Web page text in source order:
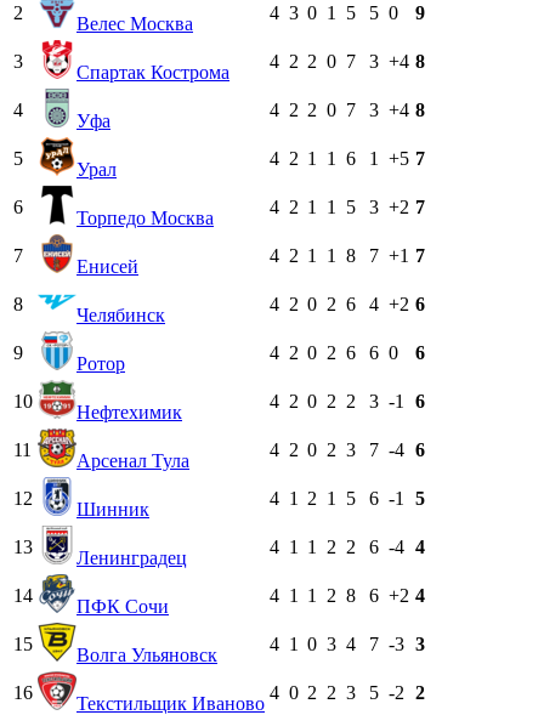
2
Велес Москва
4 3 0 1 5 5 0 9
3
Спартак Кострома
4 2 2 0 7 3 +4 8
4
Уфа
4 2 2 0 7 3 +4 8
5
Урал
4 2 1 1 6 1 +5 7
6
Торпедо Москва
4 2 1 1 5 3 +2 7
7
Енисей
4 2 1 1 8 7 +1 7
8
Челябинск
4 2 0 2 6 4 +2 6
9
Ротор
4 2 0 2 6 6 0 6
10
Нефтехимик
4 2 0 2 2 3 -1 6
11
Арсенал Тула
4 2 0 2 3 7 -4 6
12
Шинник
4 1 2 1 5 6 -1 5
13
Ленинградец
4 1 1 2 2 6 -4 4
14
ПФК Сочи
4 1 1 2 8 6 +2 4
15
Волга Ульяновск
4 1 0 3 4 7 -3 3
16
Текстильщик Иваново
4 0 2 2 3 5 -2 2